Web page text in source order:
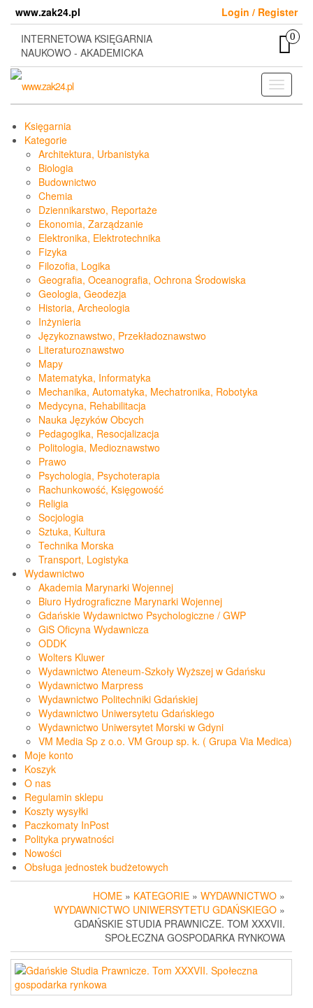
content
www.zak24.pl
Login / Register
INTERNETOWA KSIĘGARNIA
NAUKOWO - AKADEMICKA
0
Toggle
Księgarnia
Kategorie
Architektura, Urbanistyka
Biologia
Budownictwo
Chemia
Dziennikarstwo, Reportaże
Ekonomia, Zarządzanie
Elektronika, Elektrotechnika
Fizyka
Filozofia, Logika
Geografia, Oceanografia, Ochrona Środowiska
Geologia, Geodezja
Historia, Archeologia
Inżynieria
Językoznawstwo, Przekładoznawstwo
Literaturoznawstwo
Mapy
Matematyka, Informatyka
Mechanika, Automatyka, Mechatronika, Robotyka
Medycyna, Rehabilitacja
Nauka Języków Obcych
Pedagogika, Resocjalizacja
Politologia, Medioznawstwo
Prawo
Psychologia, Psychoterapia
Rachunkowość, Księgowość
Religia
Socjologia
Sztuka, Kultura
Technika Morska
Transport, Logistyka
Wydawnictwo
Akademia Marynarki Wojennej
Biuro Hydrograficzne Marynarki Wojennej
Gdańskie Wydawnictwo Psychologiczne / GWP
GiS Oficyna Wydawnicza
ODDK
Wolters Kluwer
Wydawnictwo Ateneum-Szkoły Wyższej w Gdańsku
Wydawnictwo Marpress
Wydawnictwo Politechniki Gdańskiej
Wydawnictwo Uniwersytetu Gdańskiego
Wydawnictwo Uniwersytet Morski w Gdyni
VM Media Sp z o.o. VM Group sp. k. ( Grupa Via Medica)
Moje konto
Koszyk
O nas
Regulamin sklepu
Koszty wysyłki
Paczkomaty InPost
Polityka prywatności
Nowości
Obsługa jednostek budżetowych
HOME » KATEGORIE » WYDAWNICTWO »
WYDAWNICTWO UNIWERSYTETU GDAŃSKIEGO »
GDAŃSKIE STUDIA PRAWNICZE. TOM XXXVII.
SPOŁECZNA GOSPODARKA RYNKOWA